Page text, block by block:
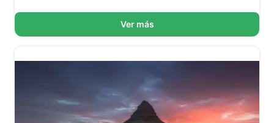
Ver más